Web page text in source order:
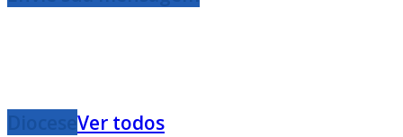
Ver todos